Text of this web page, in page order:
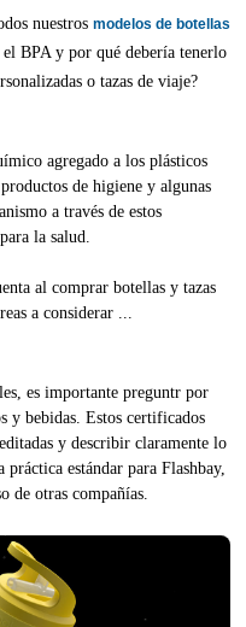
nuestros modelos de botellas
BPA y por qué debería tenerlo
o tazas de viaje?
agregado a los plásticos
de higiene y algunas
a través de estos
la salud.
al comprar botellas y tazas
a considerar ...
es importante preguntr por
y bebidas. Estos certificados
y describir claramente lo
práctica estándar para Flashbay,
de otras compañías.